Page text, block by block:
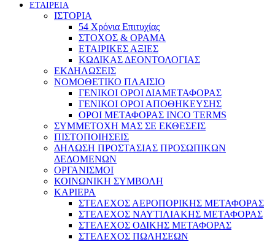
ΕΤΑΙΡΕΙΑ
ΙΣΤΟΡΙΑ
54 Χρόνια Επιτυχίας
ΣΤΟΧΟΣ & ΟΡΑΜΑ
ΕΤΑΙΡΙΚΕΣ ΑΞΙΕΣ
ΚΩΔΙΚΑΣ ΔΕΟΝΤΟΛΟΓΙΑΣ
ΕΚΔΗΛΩΣΕΙΣ
ΝΟΜΟΘΕΤΙΚΟ ΠΛΑΙΣΙΟ
ΓΕΝΙΚΟΙ ΟΡΟΙ ΔΙΑΜΕΤΑΦΟΡΑΣ
ΓΕΝΙΚΟΙ ΟΡΟΙ ΑΠΟΘΗΚΕΥΣΗΣ
ΟΡΟΙ ΜΕΤΑΦΟΡΑΣ INCO TERMS
ΣΥΜΜΕΤΟΧΗ ΜΑΣ ΣΕ ΕΚΘΕΣΕΙΣ
ΠΙΣΤΟΠΟΙΗΣΕΙΣ
ΔΗΛΩΣΗ ΠΡΟΣΤΑΣΙΑΣ ΠΡΟΣΩΠΙΚΩΝ
ΔΕΔΟΜΕΝΩΝ
ΟΡΓΑΝΙΣΜΟΙ
ΚΟΙΝΩΝΙΚΗ ΣΥΜΒΟΛΗ
ΚΑΡΙΕΡΑ
ΣΤΕΛΕΧΟΣ ΑΕΡΟΠΟΡΙΚΗΣ ΜΕΤΑΦΟΡΑΣ
ΣΤΕΛΕΧΟΣ ΝΑΥΤΙΛΙΑΚΗΣ ΜΕΤΑΦΟΡΑΣ
ΣΤΕΛΕΧΟΣ ΟΔΙΚΗΣ ΜΕΤΑΦΟΡΑΣ
ΣΤΕΛΕΧΟΣ ΠΩΛΗΣΕΩΝ